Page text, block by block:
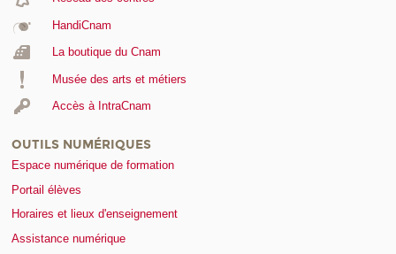
HandiCnam
La boutique du Cnam
Musée des arts et métiers
Accès à IntraCnam
OUTILS NUMÉRIQUES
Espace numérique de formation
Portail élèves
Horaires et lieux d'enseignement
Assistance numérique